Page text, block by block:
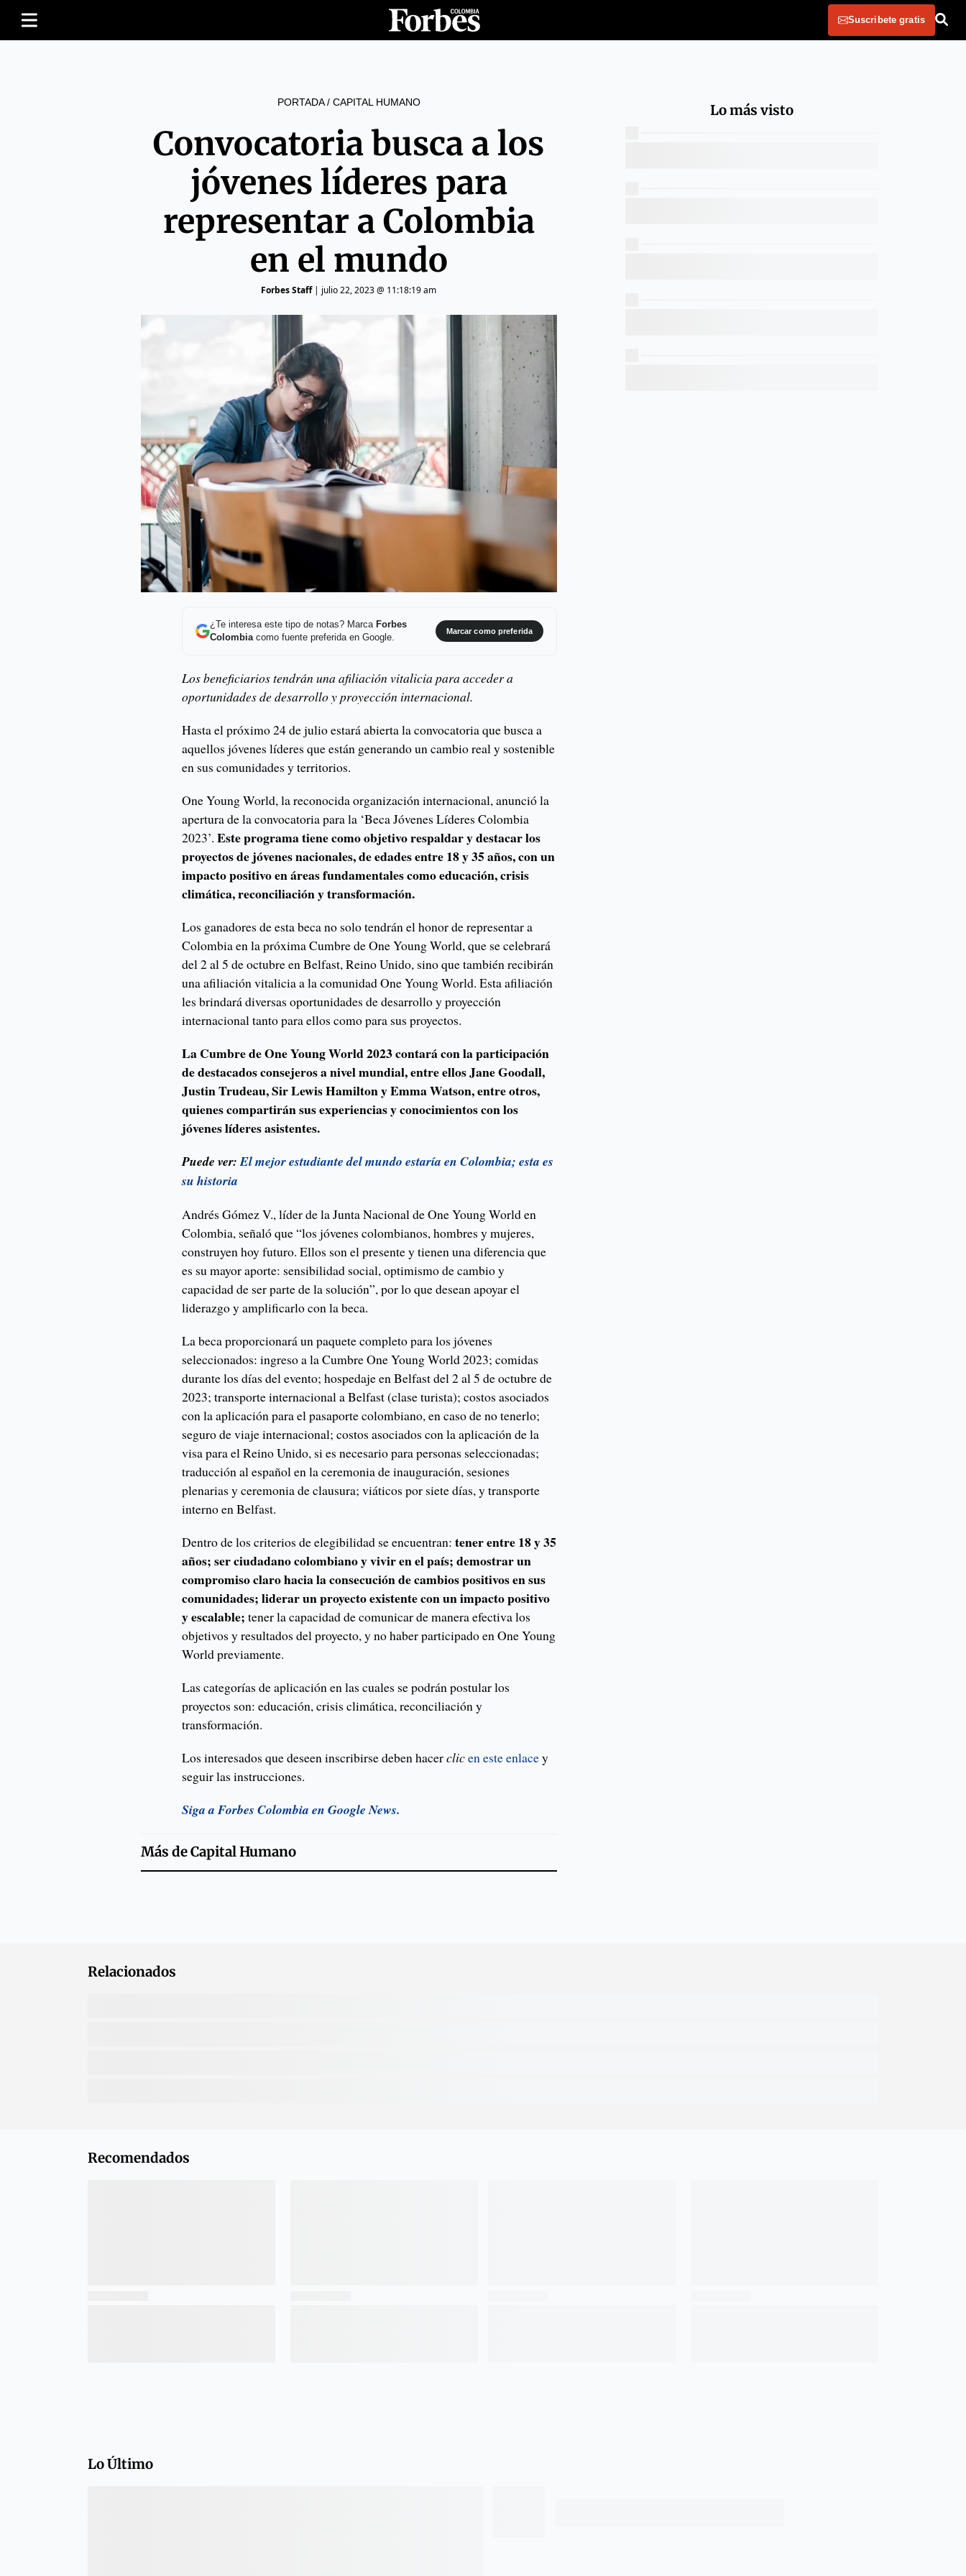
Suscribete gratis
PORTADA/ CAPITAL HUMANO
Convocatoria busca a los
jóvenes líderes para
representar a Colombia
en el mundo
Forbes Staff| julio 22, 2023 @ 11:18:19 am
¿Te interesa este tipo de notas? Marca Forbes
Colombiacomo fuente preferida en Google.
Marcar como preferida
Los beneficiarios tendrán una afiliación vitalicia para acceder a
oportunidades de desarrollo y proyección internacional.
Hasta el próximo 24 de julio estará abierta la convocatoria que busca a
aquellos jóvenes líderes que están generando un cambio real y sostenible
en sus comunidades y territorios.
One Young World, la reconocida organización internacional, anunció la
apertura de la convocatoria para la ‘Beca Jóvenes Líderes Colombia
2023’.Este programa tiene como objetivo respaldar y destacar los
proyectos de jóvenes nacionales, de edades entre 18 y 35 años, con un
impacto positivo en áreas fundamentales como educación, crisis
climática, reconciliación y transformación.
Los ganadores de esta beca no solo tendrán el honor de representar a
Colombia en la próxima Cumbre de One Young World, que se celebrará
del 2 al 5 de octubre en Belfast, Reino Unido, sino que también recibirán
una afiliación vitalicia a la comunidad One Young World. Esta afiliación
les brindará diversas oportunidades de desarrollo y proyección
internacional tanto para ellos como para sus proyectos.
La Cumbre de One Young World 2023 contará con la participación
de destacados consejeros a nivel mundial, entre ellos Jane Goodall,
Justin Trudeau, Sir Lewis Hamilton y Emma Watson, entre otros,
quienes compartirán sus experiencias y conocimientos con los
jóvenes líderes asistentes.
Puede ver:El mejor estudiante del mundo estaría en Colombia; esta es
su historia
Andrés Gómez V., líder de la Junta Nacional de One Young World en
Colombia, señaló que “los jóvenes colombianos, hombres y mujeres,
construyen hoy futuro. Ellos son el presente y tienen una diferencia que
es su mayor aporte: sensibilidad social, optimismo de cambio y
capacidad de ser parte de la solución”, por lo que desean apoyar el
liderazgo y amplificarlo con la beca.
La beca proporcionará un paquete completo para los jóvenes
seleccionados: ingreso a la Cumbre One Young World 2023; comidas
durante los días del evento; hospedaje en Belfast del 2 al 5 de octubre de
2023; transporte internacional a Belfast (clase turista); costos asociados
con la aplicación para el pasaporte colombiano, en caso de no tenerlo;
seguro de viaje internacional; costos asociados con la aplicación de la
visa para el Reino Unido, si es necesario para personas seleccionadas;
traducción al español en la ceremonia de inauguración, sesiones
plenarias y ceremonia de clausura; viáticos por siete días, y transporte
interno en Belfast.
Dentro de los criterios de elegibilidad se encuentran: tener entre 18 y 35
años; ser ciudadano colombiano y vivir en el país; demostrar un
compromiso claro hacia la consecución de cambios positivos en sus
comunidades; liderar un proyecto existente con un impacto positivo
y escalable;tener la capacidad de comunicar de manera efectiva los
objetivos y resultados del proyecto, y no haber participado en One Young
World previamente.
Las categorías de aplicación en las cuales se podrán postular los
proyectos son: educación, crisis climática, reconciliación y
transformación.
Los interesados que deseen inscribirse deben hacerclicen este enlacey
seguir las instrucciones.
Siga a Forbes Colombia en Google News.
Más deCapital Humano
Lo más visto
Relacionados
Recomendados
Lo Último